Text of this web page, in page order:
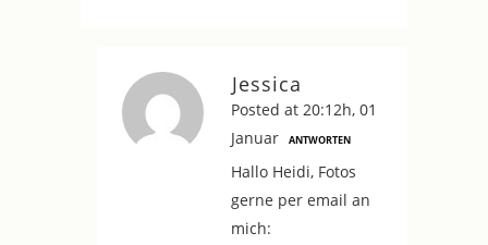
Jessica
Posted at 20:12h, 01
Januar
ANTWORTEN
Hallo Heidi, Fotos
gerne per email an
mich: